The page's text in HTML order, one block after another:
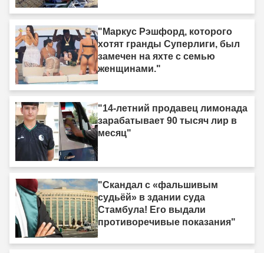
"Маркус Рэшфорд, которого
хотят гранды Суперлиги, был
замечен на яхте с семью
женщинами."
"14-летний продавец лимонада
зарабатывает 90 тысяч лир в
месяц"
"Скандал с «фальшивым
судьёй» в здании суда
Стамбула! Его выдали
противоречивые показания"